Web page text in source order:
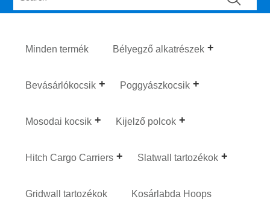
Minden termék Bélyegző alkatrészek
Bevásárlókocsik Poggyászkocsik
Mosodai kocsik Kijelző polcok
Hitch Cargo Carriers Slatwall tartozékok
Gridwall tartozékok Kosárlabda Hoops